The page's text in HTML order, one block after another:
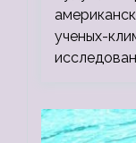
ученых-